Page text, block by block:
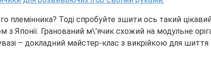
племінника? Тоді спробуйте зшити ось такий
Японії. Гранований м\’ячик схожий на модульне
– докладний майстер-клас з викрійкою для